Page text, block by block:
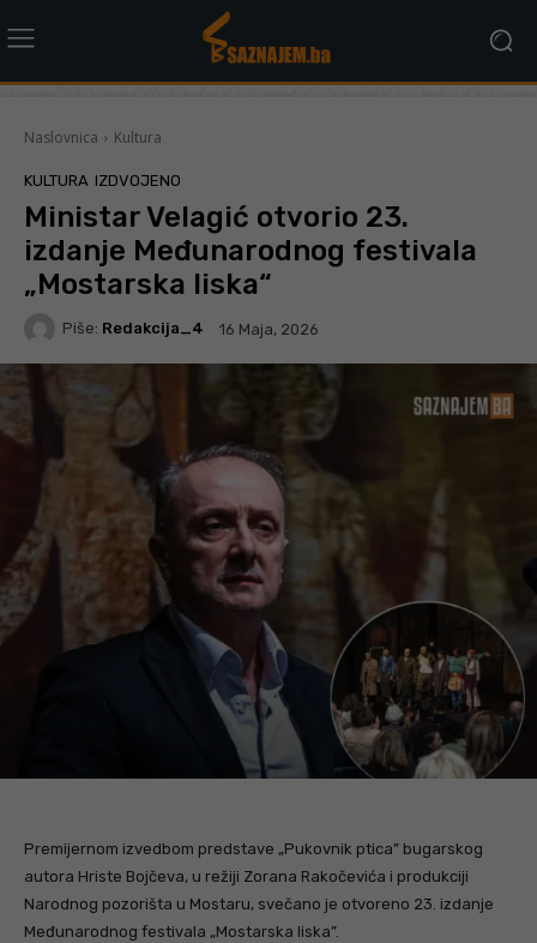
Naslovnica Kultura
KULTURA IZDVOJENO
Ministar Velagić otvorio 23.
izdanje Međunarodnog festivala
„Mostarska liska“
Piše: Redakcija_4 16 Maja, 2026
Premijernom izvedbom predstave „Pukovnik ptica” bugarskog
autora Hriste Bojčeva, u režiji Zorana Rakočevića i produkciji
Narodnog pozorišta u Mostaru, svečano je otvoreno 23. izdanje
Međunarodnog festivala „Mostarska liska”.